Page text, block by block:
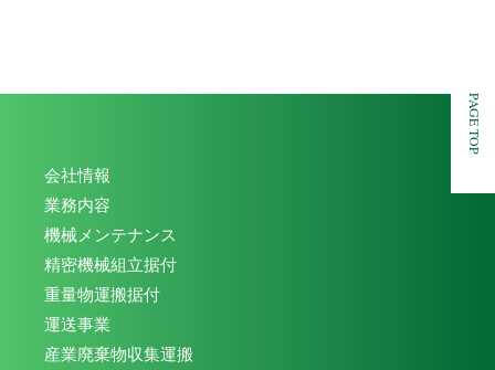
PAGE TOP
会社情報
業務内容
機械メンテナンス
精密機械組立据付
重量物運搬据付
運送事業
産業廃棄物収集運搬